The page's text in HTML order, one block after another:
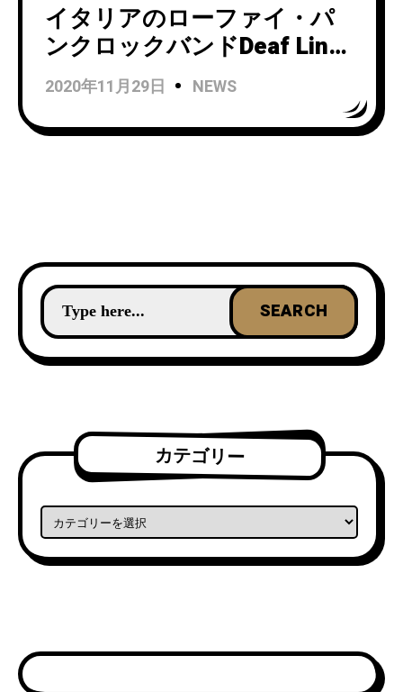
イタリアのローファイ・パ
ンクロックバンドDeaf Lingo
がセカンドアルバム
『Lingonberry』をリリー
ス！
2020年11月29日 NEWS
カテゴリー
カテゴリー